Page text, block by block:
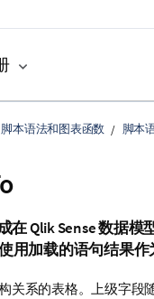
脚本语法和图表函数 脚本
在Qlik Sense数据模
用加载的语句结果作
关系的表格。上级字段